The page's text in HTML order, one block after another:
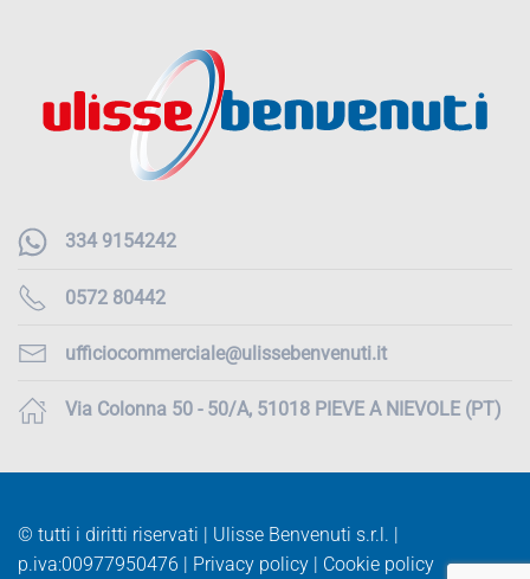
334 9154242
0572 80442
ufficiocommerciale@ulissebenvenuti.it
Via Colonna 50 - 50/A, 51018 PIEVE A NIEVOLE (PT)
© tutti i diritti riservati | Ulisse Benvenuti s.r.l. |
p.iva:00977950476 | Privacy policy | Cookie policy